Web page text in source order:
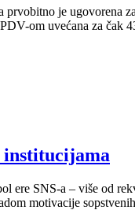
prvobitno je ugovorena
om uvećana za
ere SNS-a – više od
motivacije